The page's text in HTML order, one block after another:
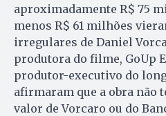
aproximadamente R$ 75
menos R$ 61 milhões
irregulares de Daniel
produtora do filme, GoUp
produtor-executivo do
afirmaram que a obra não
valor de Vorcaro ou do